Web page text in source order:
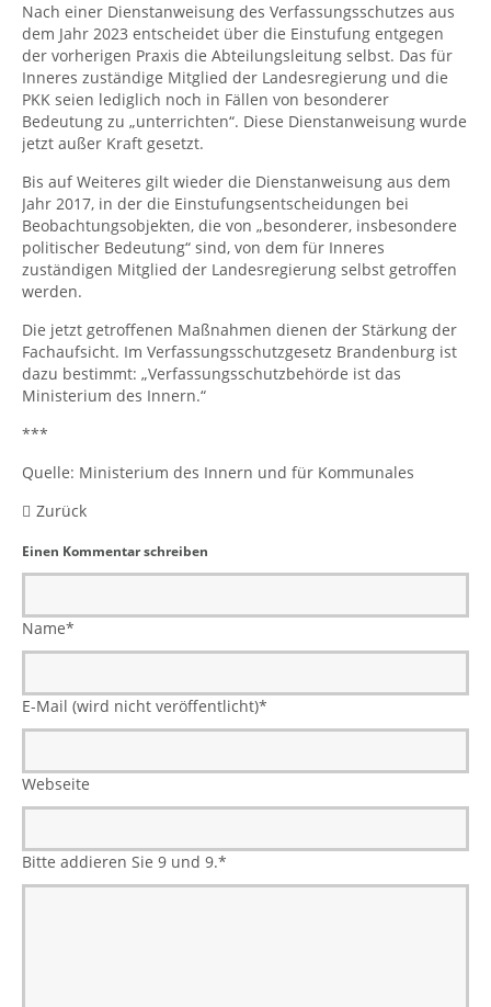
Nach einer Dienstanweisung des Verfassungsschutzes aus
dem Jahr 2023 entscheidet über die Einstufung entgegen
der vorherigen Praxis die Abteilungsleitung selbst. Das für
Inneres zuständige Mitglied der Landesregierung und die
PKK seien lediglich noch in Fällen von besonderer
Bedeutung zu „unterrichten“. Diese Dienstanweisung wurde
jetzt außer Kraft gesetzt.
Bis auf Weiteres gilt wieder die Dienstanweisung aus dem
Jahr 2017, in der die Einstufungsentscheidungen bei
Beobachtungsobjekten, die von „besonderer, insbesondere
politischer Bedeutung“ sind, von dem für Inneres
zuständigen Mitglied der Landesregierung selbst getroffen
werden.
Die jetzt getroffenen Maßnahmen dienen der Stärkung der
Fachaufsicht. Im Verfassungsschutzgesetz Brandenburg ist
dazu bestimmt: „Verfassungsschutzbehörde ist das
Ministerium des Innern.“
***
Quelle: Ministerium des Innern und für Kommunales
Zurück
Einen Kommentar schreiben
Name*
E-Mail (wird nicht veröffentlicht)*
Webseite
Bitte addieren Sie 9 und 9.*